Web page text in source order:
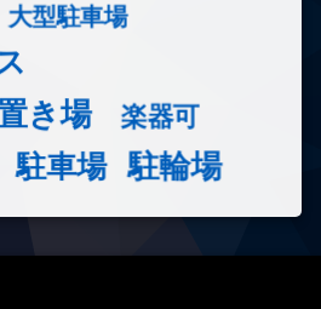
大型駐車場
き場
楽器可
駐車場 駐輪場